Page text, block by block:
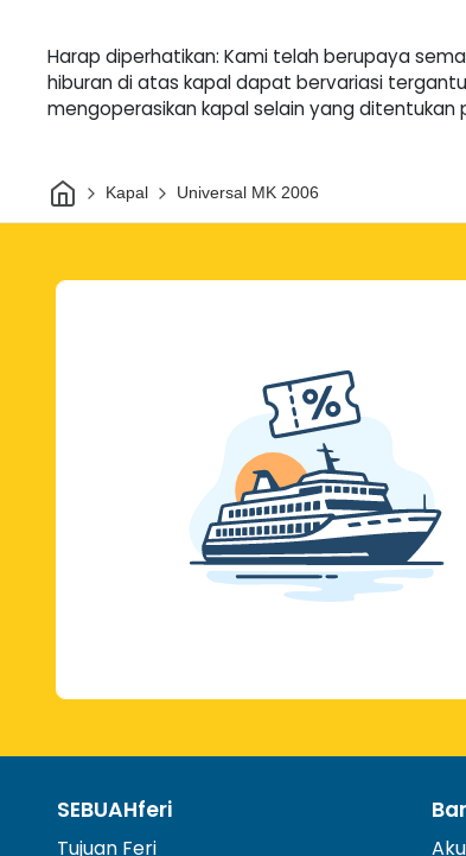
Harap diperhatikan: Kami telah berupaya
hiburan di atas kapal dapat bervariasi
mengoperasikan kapal selain yang
RumahKapal Universal MK 2006
SEBUAHferi
Tujuan Feri